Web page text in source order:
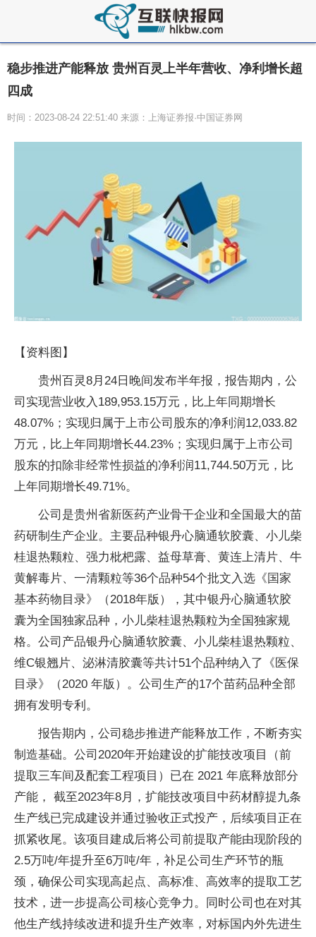
稳步推进产能释放 贵州百灵上半年营收、净利增长超
四成
时间：2023-08-24 22:51:40 来源：上海证券报·中国证券网
【资料图】
贵州百灵8月24日晚间发布半年报，报告期内，公
司实现营业收入189,953.15万元，比上年同期增长
48.07%；实现归属于上市公司股东的净利润12,033.82
万元，比上年同期增长44.23%；实现归属于上市公司
股东的扣除非经常性损益的净利润11,744.50万元，比
上年同期增长49.71%。
公司是贵州省新医药产业骨干企业和全国最大的苗
药研制生产企业。主要品种银丹心脑通软胶囊、小儿柴
桂退热颗粒、强力枇杷露、益母草膏、黄连上清片、牛
黄解毒片、一清颗粒等36个品种54个批文入选《国家
基本药物目录》（2018年版），其中银丹心脑通软胶
囊为全国独家品种，小儿柴桂退热颗粒为全国独家规
格。公司产品银丹心脑通软胶囊、小儿柴桂退热颗粒、
维C银翘片、泌淋清胶囊等共计51个品种纳入了《医保
目录》（2020 年版）。公司生产的17个苗药品种全部
拥有发明专利。
报告期内，公司稳步推进产能释放工作，不断夯实
制造基础。公司2020年开始建设的扩能技改项目（前
提取三车间及配套工程项目）已在 2021 年底释放部分
产能， 截至2023年8月，扩能技改项目中药材醇提九条
生产线已完成建设并通过验收正式投产，后续项目正在
抓紧收尾。该项目建成后将公司前提取产能由现阶段的
2.5万吨/年提升至6万吨/年，补足公司生产环节的瓶
颈，确保公司实现高起点、高标准、高效率的提取工艺
技术，进一步提高公司核心竞争力。同时公司也在对其
他生产线持续改进和提升生产效率，对标国内外先进生